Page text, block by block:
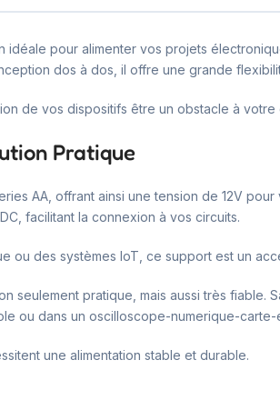
pour alimenter vos projets
dos à dos, il offre une grande
de vos dispositifs être un obstacle à votre
Pratique
AA, offrant ainsi une tension de 12V
facilitant la connexion à vos circuits.
ou des systèmes IoT, ce support est un
seulement pratique, mais aussi très fiable.
ou dans un oscilloscope-numerique-
une alimentation stable et durable.